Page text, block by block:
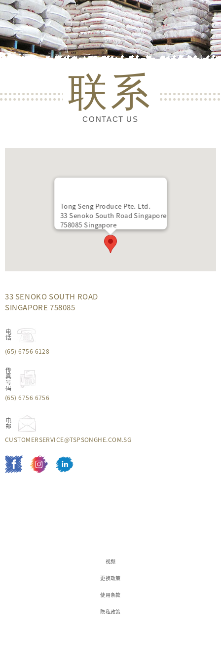
联系
CONTACT US
Tong Seng Produce Pte. Ltd.
33 Senoko South Road Singapore
758085 Singapore
33 SENOKO SOUTH ROAD
SINGAPORE 758085
电话
(65) 6756 6128
传真号码
(65) 6756 6756
电邮
CUSTOMERSERVICE@TSPSONGHE.COM.SG
视频
更换政策
使用条款
隐私政策